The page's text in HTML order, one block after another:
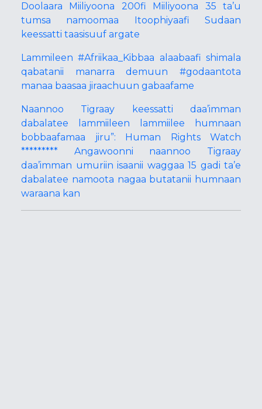
Doolaara Miiliyoona 200fi Miiliyoona 35 ta’u
tumsa namoomaa Itoophiyaafi Sudaan
keessatti taasisuuf argate
Lammileen #Afriikaa_Kibbaa alaabaafi shimala
qabatanii manarra demuun #godaantota
manaa baasaa jiraachuun gabaafame
Naannoo Tigraay keessatti daa’imman
dabalatee lammiileen lammiilee humnaan
bobbaafamaa jiru”: Human Rights Watch
********* Angawoonni naannoo Tigraay
daa’imman umuriin isaanii waggaa 15 gadi ta’e
dabalatee namoota nagaa butatanii humnaan
waraana kan